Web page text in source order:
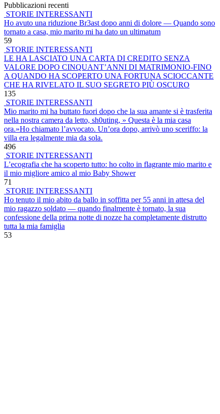
Pubblicazioni recenti
STORIE INTERESSANTI
Ho avuto una riduzione Br3ast dopo anni di dolore — Quando sono
tornato a casa, mio marito mi ha dato un ultimatum
59
STORIE INTERESSANTI
LE HA LASCIATO UNA CARTA DI CREDITO SENZA
VALORE DOPO CINQUANT’ANNI DI MATRIMONIO-FINO
A QUANDO HA SCOPERTO UNA FORTUNA SCIOCCANTE
CHE HA RIVELATO IL SUO SEGRETO PIÙ OSCURO
135
STORIE INTERESSANTI
Mio marito mi ha buttato fuori dopo che la sua amante si è trasferita
nella nostra camera da letto, sh0uting, » Questa è la mia casa
ora.»Ho chiamato l’avvocato. Un’ora dopo, arrivò uno sceriffo: la
villa era legalmente mia da sola.
496
STORIE INTERESSANTI
L’ecografia che ha scoperto tutto: ho colto in flagrante mio marito e
il mio migliore amico al mio Baby Shower
71
STORIE INTERESSANTI
Ho tenuto il mio abito da ballo in soffitta per 55 anni in attesa del
mio ragazzo soldato — quando finalmente è tornato, la sua
confessione della prima notte di nozze ha completamente distrutto
tutta la mia famiglia
53